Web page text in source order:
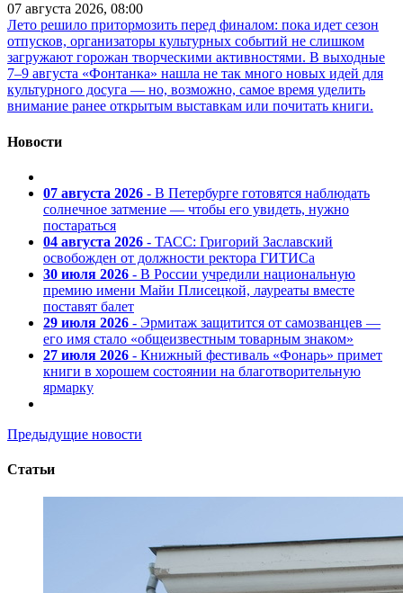
07 августа 2026, 08:00
Лето решило притормозить перед финалом: пока идет сезон
отпусков, организаторы культурных событий не слишком
загружают горожан творческими активностями. В выходные
7–9 августа «Фонтанка» нашла не так много новых идей для
культурного досуга — но, возможно, самое время уделить
внимание ранее открытым выставкам или почитать книги.
Новости
07 августа 2026 - В Петербурге готовятся наблюдать
солнечное затмение — чтобы его увидеть, нужно
постараться
04 августа 2026 - ТАСС: Григорий Заславский
освобожден от должности ректора ГИТИСа
30 июля 2026 - В России учредили национальную
премию имени Майи Плисецкой, лауреаты вместе
поставят балет
29 июля 2026 - Эрмитаж защитится от самозванцев —
его имя стало «общеизвестным товарным знаком»
27 июля 2026 - Книжный фестиваль «Фонарь» примет
книги в хорошем состоянии на благотворительную
ярмарку
Предыдущие новости
Статьи